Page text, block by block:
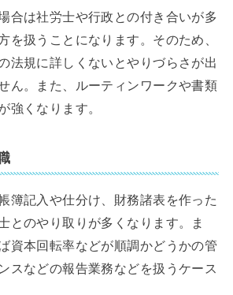
合は社労士や行政との付き合いが多
を扱うことになります。そのため、
法規に詳しくないとやりづらさが出
ん。また、ルーティンワークや書類
強くなります。
簿記入や仕分け、財務諸表を作った
とのやり取りが多くなります。ま
資本回転率などが順調かどうかの管
スなどの報告業務などを扱うケース